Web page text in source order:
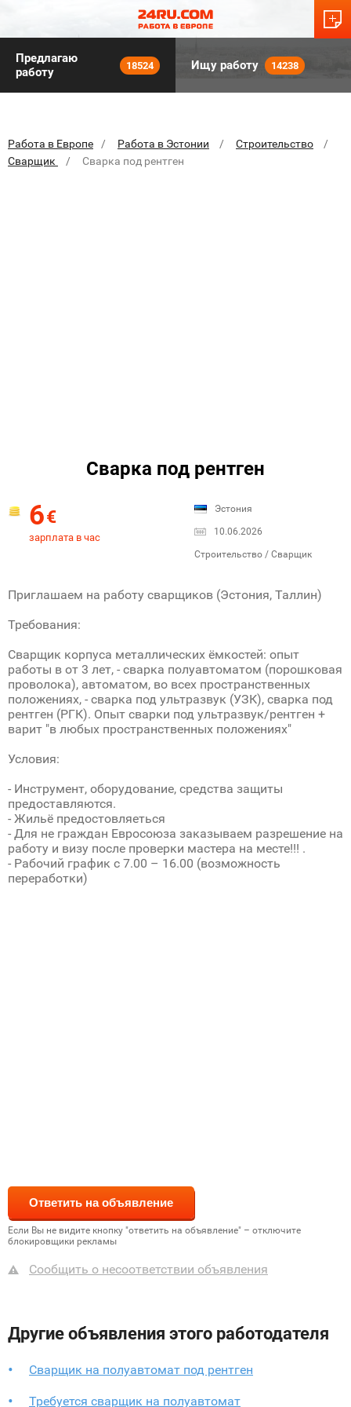
Предлагаю
работу
18524 Ищу работу 14238
Работа в Европе Работа в Эстонии
Строительство
Сварщик
Cварка под рентген
Cварка под рентген
6€
зарплата в час
Эстония
10.06.2026
Строительство / Сварщик
Приглашаем на работу сварщиков (Эстония, Таллин)
Требования:
Сварщик корпуса металлических ёмкостей: опыт
работы в от 3 лет, - сварка полуавтоматом (порошковая
проволока), автоматом, во всех пространственных
положениях, - сварка под ультразвук (УЗК), сварка под
рентген (РГК). Опыт сварки под ультразвук/рентген +
варит "в любых пространственных положениях"
Условия:
- Инструмент, оборудование, средства защиты
предоставляются.
- Жильё предостовляеться
- Для не граждан Евросоюза заказываем разрешение на
работу и визу после проверки мастера на месте!!! .
- Рабочий график с 7.00 – 16.00 (возможность
переработки)
Если Вы не видите кнопку "ответить на объявление" – отключите
блокировщики рекламы
Сообщить о несоответствии объявления
Другие объявления этого работодателя
Cварщик на полуавтомат под рентген
Требуется сварщик на полуавтомат